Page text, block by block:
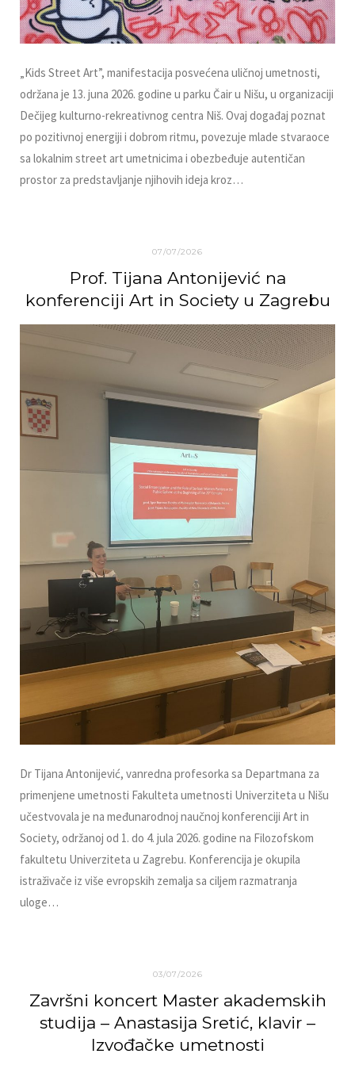
„Kids Street Art”, manifestacija posvećena uličnoj umetnosti,
održana je 13. juna 2026. godine u parku Čair u Nišu, u organizaciji
Dečijeg kulturno-rekreativnog centra Niš. Ovaj događaj poznat
po pozitivnoj energiji i dobrom ritmu, povezuje mlade stvaraoce
sa lokalnim street art umetnicima i obezbeđuje autentičan
prostor za predstavljanje njihovih ideja kroz…
07/07/2026
Prof. Tijana Antonijević na
konferenciji Art in Society u Zagrebu
Dr Tijana Antonijević, vanredna profesorka sa Departmana za
primenjene umetnosti Fakulteta umetnosti Univerziteta u Nišu
učestvovala je na međunarodnoj naučnoj konferenciji Art in
Society, održanoj od 1. do 4. jula 2026. godine na Filozofskom
fakultetu Univerziteta u Zagrebu. Konferencija je okupila
istraživače iz više evropskih zemalja sa ciljem razmatranja
uloge…
03/07/2026
Završni koncert Master akademskih
studija – Anastasija Sretić, klavir –
Izvođačke umetnosti